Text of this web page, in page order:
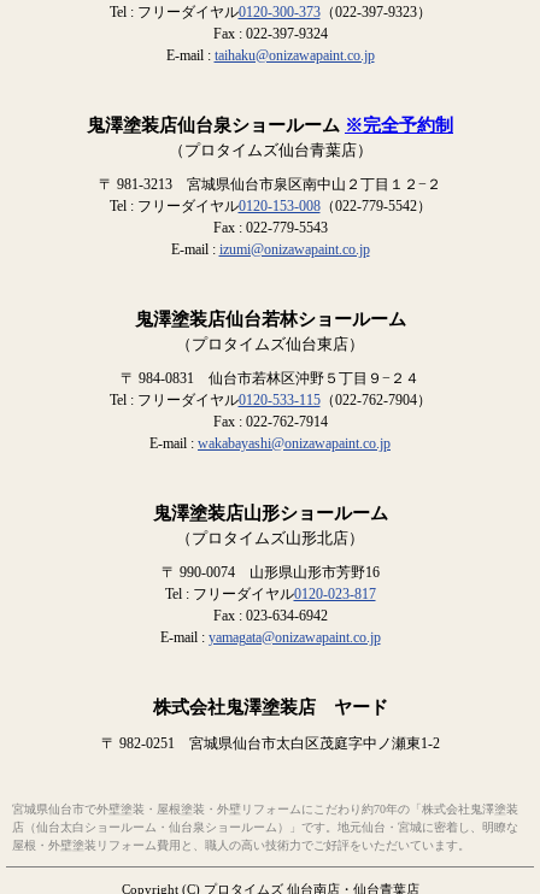
Tel : フリーダイヤル0120-300-373（022-397-9323）
Fax : 022-397-9324
E-mail : taihaku@onizawapaint.co.jp
鬼澤塗装店仙台泉ショールーム ※完全予約制
（プロタイムズ仙台青葉店）
〒 981-3213 宮城県仙台市泉区南中山２丁目１２−２
Tel : フリーダイヤル0120-153-008（022-779-5542）
Fax : 022-779-5543
E-mail : izumi@onizawapaint.co.jp
鬼澤塗装店仙台若林ショールーム
（プロタイムズ仙台東店）
〒 984-0831 仙台市若林区沖野５丁目９−２４
Tel : フリーダイヤル0120-533-115（022-762-7904）
Fax : 022-762-7914
E-mail : wakabayashi@onizawapaint.co.jp
鬼澤塗装店山形ショールーム
（プロタイムズ山形北店）
〒 990-0074 山形県山形市芳野16
Tel : フリーダイヤル0120-023-817
Fax : 023-634-6942
E-mail : yamagata@onizawapaint.co.jp
株式会社鬼澤塗装店 ヤード
〒 982-0251 宮城県仙台市太白区茂庭字中ノ瀬東1-2
宮城県仙台市で外壁塗装・屋根塗装・外壁リフォームにこだわり約70年の「株式会社鬼澤塗装
店（仙台太白ショールーム・仙台泉ショールーム）」です。地元仙台・宮城に密着し、明瞭な
屋根・外壁塗装リフォーム費用と、職人の高い技術力でご好評をいただいています。
Copyright (C) プロタイムズ 仙台南店・仙台青葉店